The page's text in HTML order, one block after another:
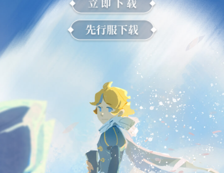
隐私政策 用户协议 游戏大厅 论坛
品牌资源及样式指南
公司地址：上海市静安区万荣路700号A1 心动网络股份有限公司
在线客服微信公众号：xindong_net
投诉举报邮箱: tousu@xd.com
IP衍生&授权业务: x.lab@xd.com
违法信息举报专线：021-60727056 (工作日 9:30 ~ 12:00, 13:30 ~ 18:30)